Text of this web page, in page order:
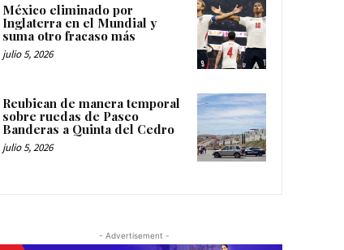
México eliminado por
Inglaterra en el Mundial y
suma otro fracaso más
julio 5, 2026
Reubican de manera temporal
sobre ruedas de Paseo
Banderas a Quinta del Cedro
julio 5, 2026
- Advertisement -